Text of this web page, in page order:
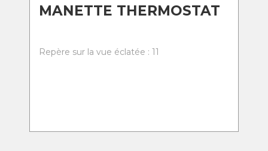
MANETTE THERMOSTAT
Repère sur la vue éclatée : 11